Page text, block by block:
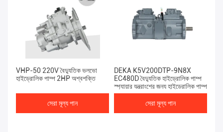
VHP-50 220V বৈদ্যুতিক ভলভো
হাইড্রোলিক পাম্প 2HP অশ্বশক্তি
সেরা মূল্য পান
DEKA K5V200DTP-9N8X
EC480D বৈদ্যুতিক হাইড্রোলিক পাম্প
স্প্যায়ার যন্ত্রাংশের জন্য হাইড্রোলিক পাম্প
সেরা মূল্য পান